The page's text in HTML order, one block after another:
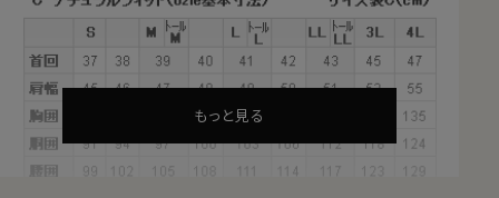
トーマスメイソン社（THOMAS MAISON）社は1796年
英国・ランカシャーに設立された英国王室御用達の伝統
的な生地メーカーで、最高品質のシャツ生地を作るメー
カーとして名を馳せています。
もともとイギリスの生地メーカーですが、1991年にトー
もっと見る